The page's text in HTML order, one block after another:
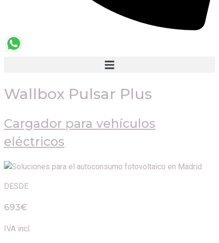
Wallbox Pulsar Plus
Cargador para vehículos
eléctricos
DESDE
693€
IVA incl.